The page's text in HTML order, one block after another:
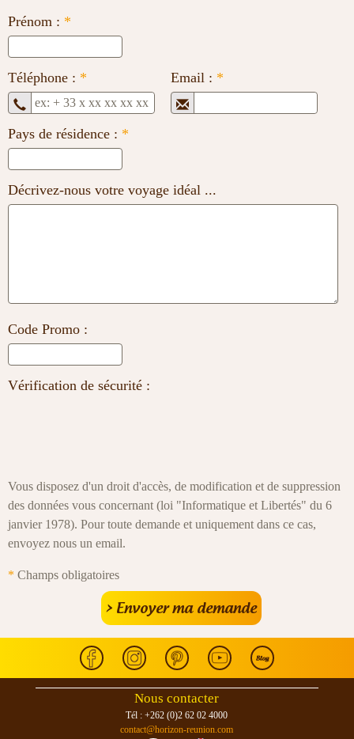
Prénom : *
Téléphone : * Email : *
Pays de résidence : *
Décrivez-nous votre voyage idéal ...
Code Promo :
Vérification de sécurité :
Vous disposez d'un droit d'accès, de modification et de suppression
des données vous concernant (loi "Informatique et Libertés" du 6
janvier 1978). Pour toute demande et uniquement dans ce cas,
envoyez nous un email.
* Champs obligatoires
Nous contacter
Tél : +262 (0)2 62 02 4000
contact@horizon-reunion.com